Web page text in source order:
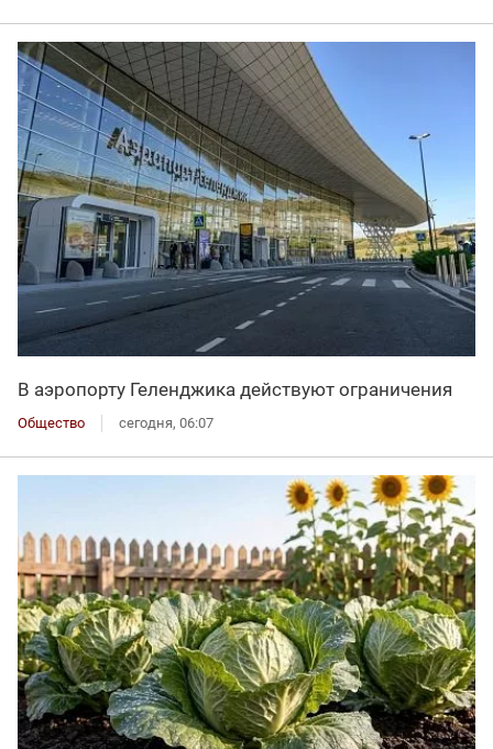
В аэропорту Геленджика действуют ограничения
Общество сегодня, 06:07